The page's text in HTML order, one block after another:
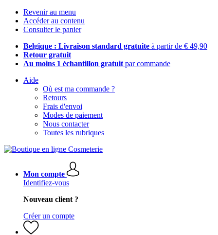
Revenir au menu
Accéder au contenu
Consulter le panier
Belgique : Livraison standard gratuite à partir de € 49,90
Retour gratuit
Au moins 1 échantillon gratuit par commande
Aide
Où est ma commande ?
Retours
Frais d'envoi
Modes de paiement
Nous contacter
Toutes les rubriques
Mon compte
Identifiez-vous
Nouveau client ?
Créer un compte